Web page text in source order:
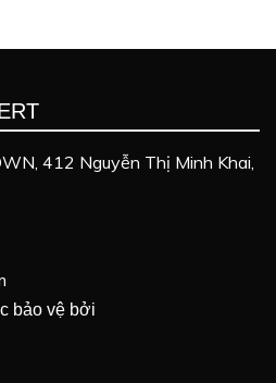
412 Nguyễn Thị Minh Khai,
bảo vệ bởi